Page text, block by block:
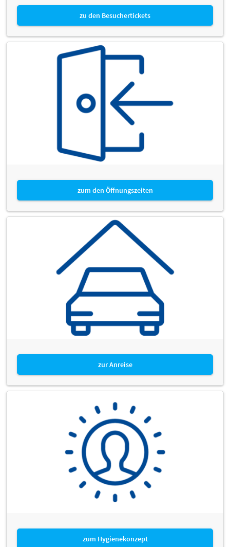
zu den Besuchertickets
zum den Öffnungszeiten
zur Anreise
zum Hygienekonzept